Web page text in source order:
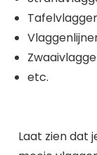
etc.
Laat zien dat